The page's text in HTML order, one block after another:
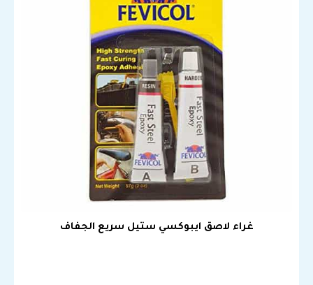
غراء لاصق ايبوكسي ستيل سريع الجفاف